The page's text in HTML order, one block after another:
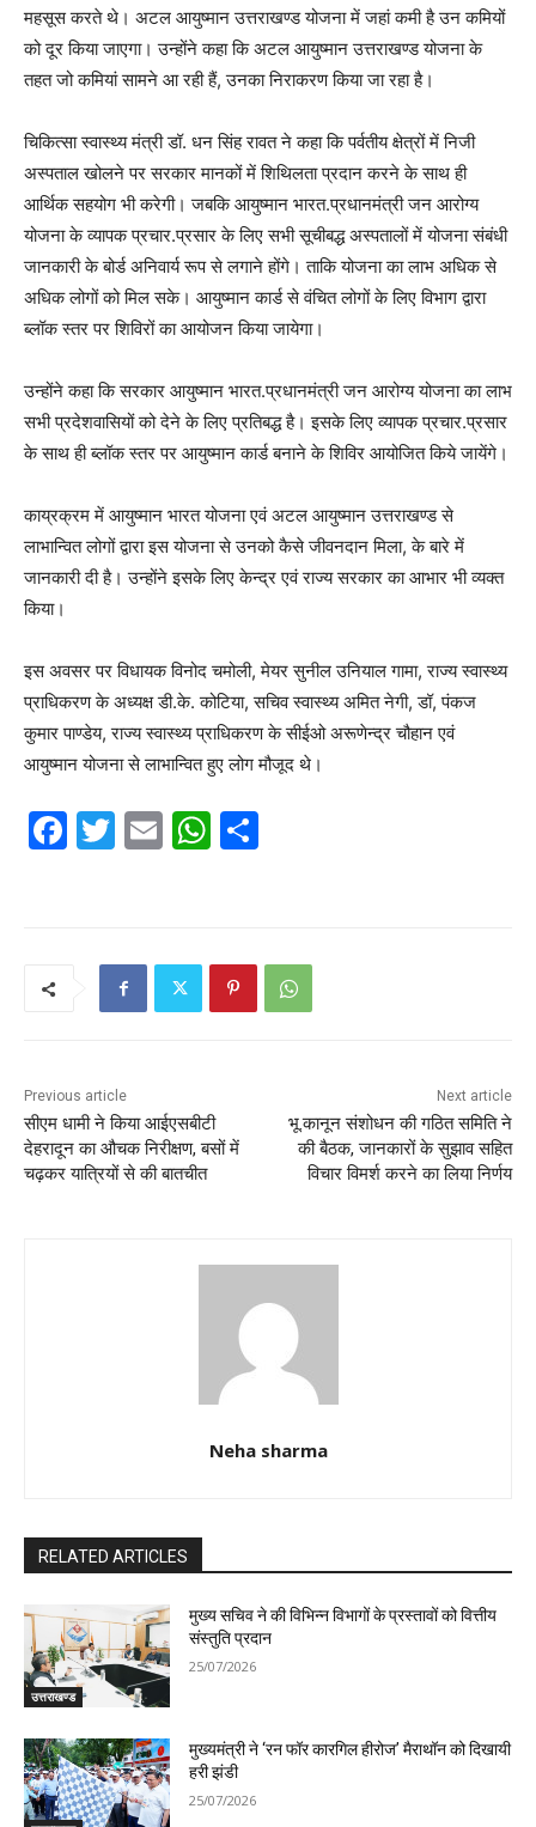
महसूस करते थे। अटल आयुष्मान उत्तराखण्ड योजना में जहां कमी है उन कमियों
को दूर किया जाएगा। उन्होंने कहा कि अटल आयुष्मान उत्तराखण्ड योजना के
तहत जो कमियां सामने आ रही हैं, उनका निराकरण किया जा रहा है।
चिकित्सा स्वास्थ्य मंत्री डॉ. धन सिंह रावत ने कहा कि पर्वतीय क्षेत्रों में निजी
अस्पताल खोलने पर सरकार मानकों में शिथिलता प्रदान करने के साथ ही
आर्थिक सहयोग भी करेगी। जबकि आयुष्मान भारत.प्रधानमंत्री जन आरोग्य
योजना के व्यापक प्रचार.प्रसार के लिए सभी सूचीबद्ध अस्पतालों में योजना संबंधी
जानकारी के बोर्ड अनिवार्य रूप से लगाने होंगे। ताकि योजना का लाभ अधिक से
अधिक लोगों को मिल सके। आयुष्मान कार्ड से वंचित लोगों के लिए विभाग द्वारा
ब्लॉक स्तर पर शिविरों का आयोजन किया जायेगा।
उन्होंने कहा कि सरकार आयुष्मान भारत.प्रधानमंत्री जन आरोग्य योजना का लाभ
सभी प्रदेशवासियों को देने के लिए प्रतिबद्ध है। इसके लिए व्यापक प्रचार.प्रसार
के साथ ही ब्लॉक स्तर पर आयुष्मान कार्ड बनाने के शिविर आयोजित किये जायेंगे।
काय्रक्रम में आयुष्मान भारत योजना एवं अटल आयुष्मान उत्तराखण्ड से
लाभान्वित लोगों द्वारा इस योजना से उनको कैसे जीवनदान मिला, के बारे में
जानकारी दी है। उन्होंने इसके लिए केन्द्र एवं राज्य सरकार का आभार भी व्यक्त
किया।
इस अवसर पर विधायक विनोद चमोली, मेयर सुनील उनियाल गामा, राज्य स्वास्थ्य
प्राधिकरण के अध्यक्ष डी.के. कोटिया, सचिव स्वास्थ्य अमित नेगी, डॉ, पंकज
कुमार पाण्डेय, राज्य स्वास्थ्य प्राधिकरण के सीईओ अरूणेन्द्र चौहान एवं
आयुष्मान योजना से लाभान्वित हुए लोग मौजूद थे।
F
k
T
E
W
A
p
Previous article
सीएम धामी ने किया आईएसबीटी
देहरादून का औचक निरीक्षण, बसों में
चढ़कर यात्रियों से की बातचीत
Next article
भू.कानून संशोधन की गठित समिति ने
की बैठक, जानकारों के सुझाव सहित
विचार विमर्श करने का लिया निर्णय
Neha sharma
RELATED ARTICLES
उत्तराखण्ड
मुख्य सचिव ने की विभिन्न विभागों के प्रस्तावों को वित्तीय
संस्तुति प्रदान
25/07/2026
मुख्यमंत्री ने ‘रन फॉर कारगिल हीरोज’ मैराथॉन को दिखायी
हरी झंडी
25/07/2026